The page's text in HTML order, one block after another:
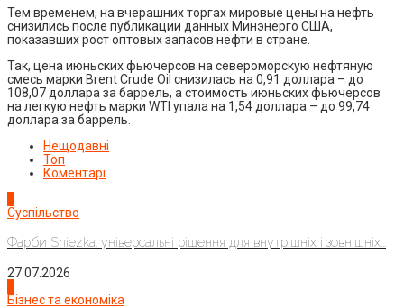
Тем временем, на вчерашних торгах мировые цены на нефть
снизились после публикации данных Минэнерго США,
показавших рост оптовых запасов нефти в стране.
Так, цена июньских фьючерсов на североморскую нефтяную
смесь марки Brent Crude Oil снизилась на 0,91 доллара – до
108,07 доллара за баррель, а стоимость июньских фьючерсов
на легкую нефть марки WTI упала на 1,54 доллара – до 99,74
доллара за баррель.
Нещодавні
Топ
Коментарі
Суспільство
Фарби Sniezka: універсальні рішення для внутрішніх і зовнішніх...
27.07.2026
Бізнес та економіка